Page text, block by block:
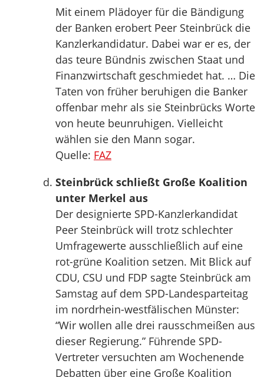
Mit einem Plädoyer für die Bändigung
der Banken erobert Peer Steinbrück die
Kanzlerkandidatur. Dabei war er es, der
das teure Bündnis zwischen Staat und
Finanzwirtschaft geschmiedet hat. … Die
Taten von früher beruhigen die Banker
offenbar mehr als sie Steinbrücks Worte
von heute beunruhigen. Vielleicht
wählen sie den Mann sogar.
Quelle: FAZ
Steinbrück schließt Große Koalition
unter Merkel aus
Der designierte SPD-Kanzlerkandidat
Peer Steinbrück will trotz schlechter
Umfragewerte ausschließlich auf eine
rot-grüne Koalition setzen. Mit Blick auf
CDU, CSU und FDP sagte Steinbrück am
Samstag auf dem SPD-Landesparteitag
im nordrhein-westfälischen Münster:
“Wir wollen alle drei rausschmeißen aus
dieser Regierung.” Führende SPD-
Vertreter versuchten am Wochenende
Debatten über eine Große Koalition